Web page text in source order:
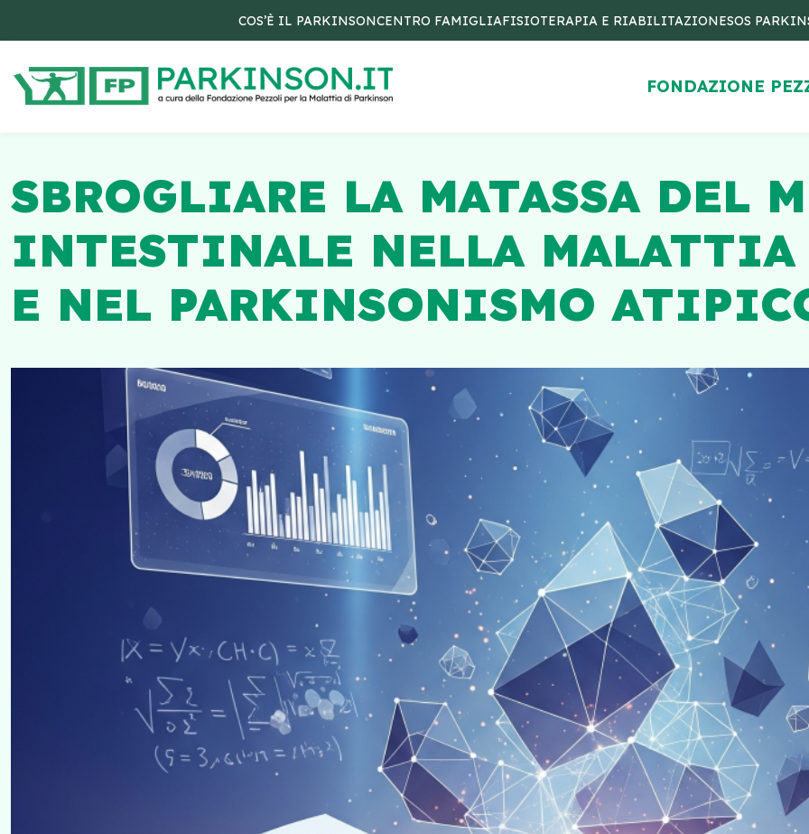
COS’È IL PARKINSONCENTRO FAMIGLIAFISIOTERAPIA E RIABILITAZIONESOS
FONDAZIONE
SBROGLIARE LA MATASSA DEL
INTESTINALE NELLA
E NEL PARKINSONISMO